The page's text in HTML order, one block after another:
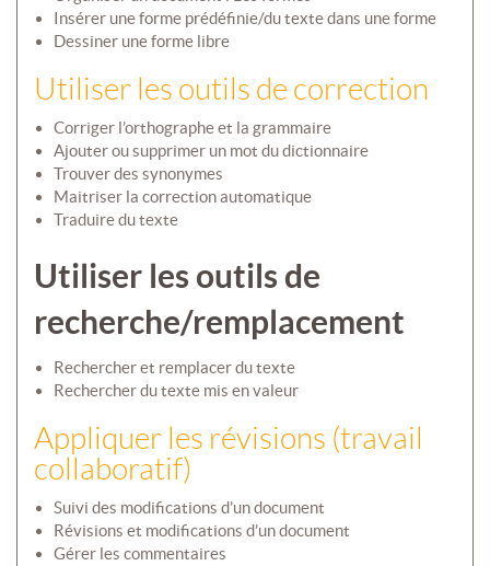
Insérer une forme prédéfinie/du texte dans une forme
Dessiner une forme libre
Utiliser les outils de correction
Corriger l’orthographe et la grammaire
Ajouter ou supprimer un mot du dictionnaire
Trouver des synonymes
Maitriser la correction automatique
Traduire du texte
Utiliser les outils de
recherche/remplacement
Rechercher et remplacer du texte
Rechercher du texte mis en valeur
Appliquer les révisions (travail
collaboratif)
Suivi des modifications d’un document
Révisions et modifications d’un document
Gérer les commentaires